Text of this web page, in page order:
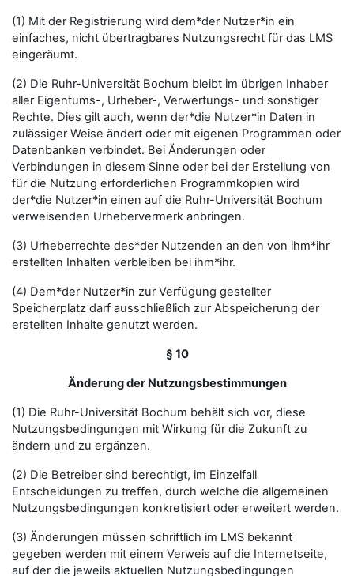
(1) Mit der Registrierung wird dem*der Nutzer*in ein
einfaches, nicht übertragbares Nutzungsrecht für das LMS
eingeräumt.
(2) Die Ruhr-Universität Bochum bleibt im übrigen Inhaber
aller Eigentums-, Urheber-, Verwertungs- und sonstiger
Rechte. Dies gilt auch, wenn der*die Nutzer*in Daten in
zulässiger Weise ändert oder mit eigenen Programmen oder
Datenbanken verbindet. Bei Änderungen oder
Verbindungen in diesem Sinne oder bei der Erstellung von
für die Nutzung erforderlichen Programmkopien wird
der*die Nutzer*in einen auf die Ruhr-Universität Bochum
verweisenden Urhebervermerk anbringen.
(3) Urheberrechte des*der Nutzenden an den von ihm*ihr
erstellten Inhalten verbleiben bei ihm*ihr.
(4) Dem*der Nutzer*in zur Verfügung gestellter
Speicherplatz darf ausschließlich zur Abspeicherung der
erstellten Inhalte genutzt werden.
§ 10
Änderung der Nutzungsbestimmungen
(1) Die Ruhr-Universität Bochum behält sich vor, diese
Nutzungsbedingungen mit Wirkung für die Zukunft zu
ändern und zu ergänzen.
(2) Die Betreiber sind berechtigt, im Einzelfall
Entscheidungen zu treffen, durch welche die allgemeinen
Nutzungsbedingungen konkretisiert oder erweitert werden.
(3) Änderungen müssen schriftlich im LMS bekannt
gegeben werden mit einem Verweis auf die Internetseite,
auf der die jeweils aktuellen Nutzungsbedingungen